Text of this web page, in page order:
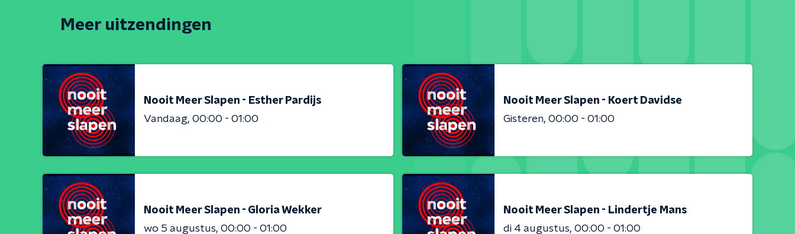
Meer uitzendingen
Nooit Meer Slapen - Esther Pardijs
Vandaag 00:00 - 01:00
Nooit Meer Slapen - Koert Davidse
Gisteren 00:00 - 01:00
Nooit Meer Slapen - Gloria Wekker
wo 5 augustus 00:00 - 01:00
Nooit Meer Slapen - Lindertje Mans
di 4 augustus 00:00 - 01:00